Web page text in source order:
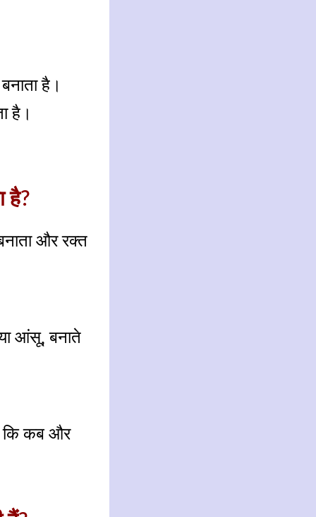
है।
है।
है?
और रक्त
आंसू, बनाते
कि कब और